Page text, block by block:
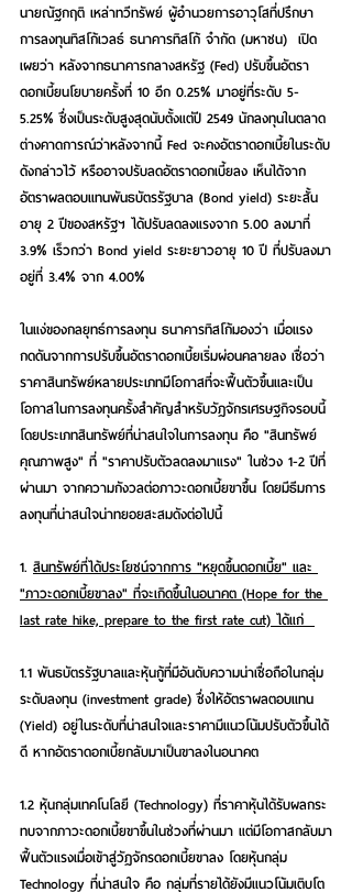
นายณัฐกฤติ เหล่าทวีทรัพย์ ผู้อำนวยการอาวุโสที่ปรึกษา
การลงทุนทิสโก้เวลธ์ ธนาคารทิสโก้ จำกัด (มหาชน)
  เปิด
เผยว่า หลังจากธนาคารกลางสหรัฐ (Fed) ปรับขึ้นอัตรา
ดอกเบี้ยนโยบายครั้งที่ 10 อีก 0.25% มาอยู่ที่ระดับ 5-
5.25% ซึ่งเป็นระดับสูงสุดนับตั้งแต่ปี 2549 นักลงทุนในตลาด
ต่างคาดการณ์ว่าหลังจากนี้ Fed จะคงอัตราดอกเบี้ยในระดับ
ดังกล่าวไว้ หรืออาจปรับลดอัตราดอกเบี้ยลง เห็นได้จาก
อัตราผลตอบแทนพันธบัตรรัฐบาล (Bond yield) ระยะสั้น
อายุ 2 ปีของสหรัฐฯ ได้ปรับลดลงแรงจาก 5.00 ลงมาที่
3.9% เร็วกว่า Bond yield ระยะยาวอายุ 10 ปี ที่ปรับลงมา
อยู่ที่ 3.4% จาก 4.00%
ในแง่ของกลยุทธ์การลงทุน ธนาคารทิสโก้มองว่า เมื่อแรง
กดดันจากการปรับขึ้นอัตราดอกเบี้ยเริ่มผ่อนคลายลง เชื่อว่า
ราคาสินทรัพย์หลายประเภทมีโอกาสที่จะฟื้นตัวขึ้นและเป็น
โอกาสในการลงทุนครั้งสำคัญสำหรับวัฏจักรเศรษฐกิจรอบนี้
โดยประเภทสินทรัพย์ที่น่าสนใจในการลงทุน คือ "สินทรัพย์
คุณภาพสูง" ที่ "ราคาปรับตัวลดลงมาแรง" ในช่วง 1-2 ปีที่
ผ่านมา จากความกังวลต่อภาวะดอกเบี้ยขาขึ้น โดยมีธีมการ
ลงทุนที่น่าสนใจน่าทยอยสะสมดังต่อไปนี้
1. สินทรัพย์ที่ได้ประโยชน์จากการ "หยุดขึ้นดอกเบี้ย" และ
"ภาวะดอกเบี้ยขาลง" ที่จะเกิดขึ้นในอนาคต (Hope for the
last rate hike, prepare to the first rate cut) ได้แก่
1.1 พันธบัตรรัฐบาลและหุ้นกู้ที่มีอันดับความน่าเชื่อถือในกลุ่ม
ระดับลงทุน (investment grade) ซึ่งให้อัตราผลตอบแทน
(Yield) อยู่ในระดับที่น่าสนใจและราคามีแนวโน้มปรับตัวขึ้นได้
ดี หากอัตราดอกเบี้ยกลับมาเป็นขาลงในอนาคต
1.2 หุ้นกลุ่มเทคโนโลยี (Technology) ที่ราคาหุ้นได้รับผลกระ
ทบจากภาวะดอกเบี้ยขาขึ้นในช่วงที่ผ่านมา แต่มีโอกาสกลับมา
ฟื้นตัวแรงเมื่อเข้าสู่วัฏจักรดอกเบี้ยขาลง โดยหุ้นกลุ่ม
Technology ที่น่าสนใจ คือ กลุ่มที่รายได้ยังมีแนวโน้มเติบโต